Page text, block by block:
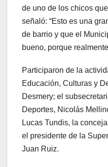
de uno de los chicos
señaló: “Esto es una
de barrio y que el
bueno, porque
Participaron de la
Educación, Culturas y
Desmery; el
Deportes, Nicolás
Lucas Tundis, la
el presidente de la
Juan Ruiz.